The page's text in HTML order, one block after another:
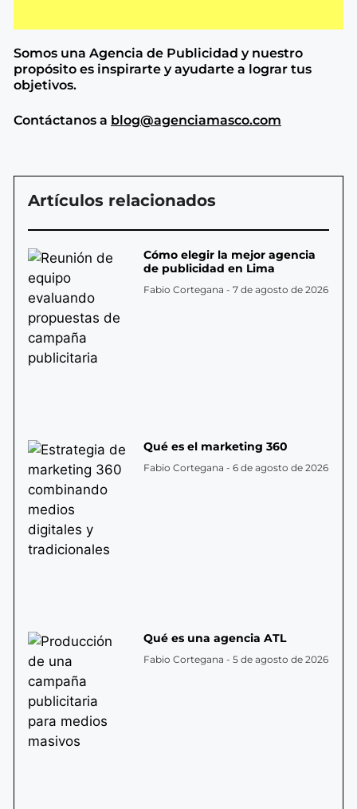
Somos una Agencia de Publicidad y nuestro
propósito es inspirarte y ayudarte a lograr tus
objetivos.
Contáctanos a blog@agenciamasco.com
Artículos relacionados
Cómo elegir la mejor agencia
de publicidad en Lima
Fabio Cortegana 7 de agosto de 2026
Qué es el marketing 360
Fabio Cortegana 6 de agosto de 2026
Qué es una agencia ATL
Fabio Cortegana 5 de agosto de 2026